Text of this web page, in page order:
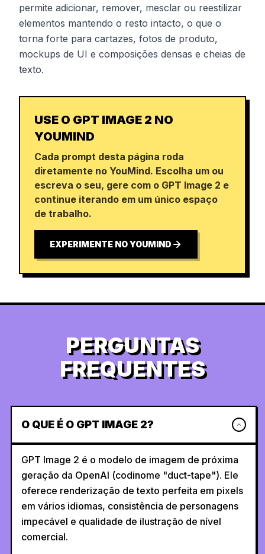
permite adicionar, remover, mesclar ou reestilizar
elementos mantendo o resto intacto, o que o
torna forte para cartazes, fotos de produto,
mockups de UI e composições densas e cheias de
texto.
USE O GPT IMAGE 2 NO
YOUMIND
Cada prompt desta página roda
diretamente no YouMind. Escolha um ou
escreva o seu, gere com o GPT Image 2 e
continue iterando em um único espaço
de trabalho.
EXPERIMENTE NO YOUMIND
PERGUNTAS
FREQUENTES
O QUE É O GPT IMAGE 2?
GPT Image 2 é o modelo de imagem de próxima
geração da OpenAI (codinome "duct-tape"). Ele
oferece renderização de texto perfeita em pixels
em vários idiomas, consistência de personagens
impecável e qualidade de ilustração de nível
comercial.